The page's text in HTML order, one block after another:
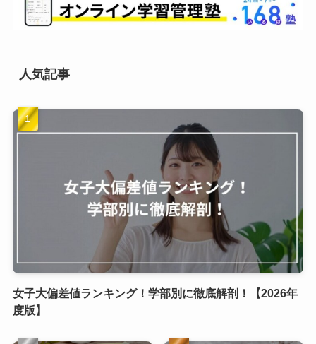
人気記事
女子大偏差値ランキング！学部別に徹底解剖！【2026年
度版】